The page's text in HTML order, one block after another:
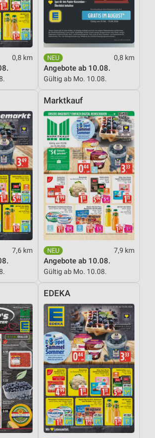
0,8 km 0,8 km
Angebote ab 10.08.
Gültig ab Mo. 10.08.
7,6 km
Marktkauf
7,9 km
Angebote ab 10.08.
Gültig ab Mo. 10.08.
EDEKA
Standortdaten
aktiv angeforderten